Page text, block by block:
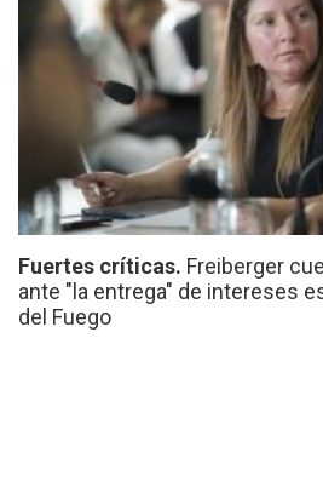
Fuertes críticas. Freiberger
ante "la entrega" de intereses
del Fuego